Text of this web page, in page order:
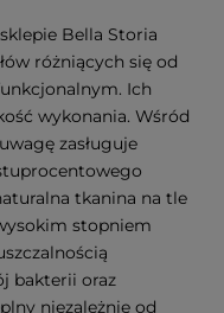
Bella Storia
różniących się od
Ich
wykonania. Wśród
zasługuje
tkanina na tle
stopniem
bakterii oraz
niezależnie od